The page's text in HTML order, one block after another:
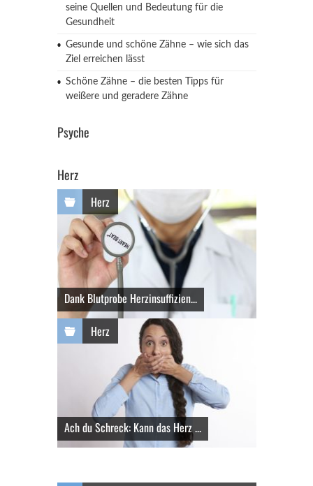
seine Quellen und Bedeutung für die
Gesundheit
Gesunde und schöne Zähne – wie sich das
Ziel erreichen lässt
Schöne Zähne – die besten Tipps für
weißere und geradere Zähne
Psyche
Herz
Herz
Dank Blutprobe Herzinsuffizien...
Herz
Ach du Schreck: Kann das Herz ...